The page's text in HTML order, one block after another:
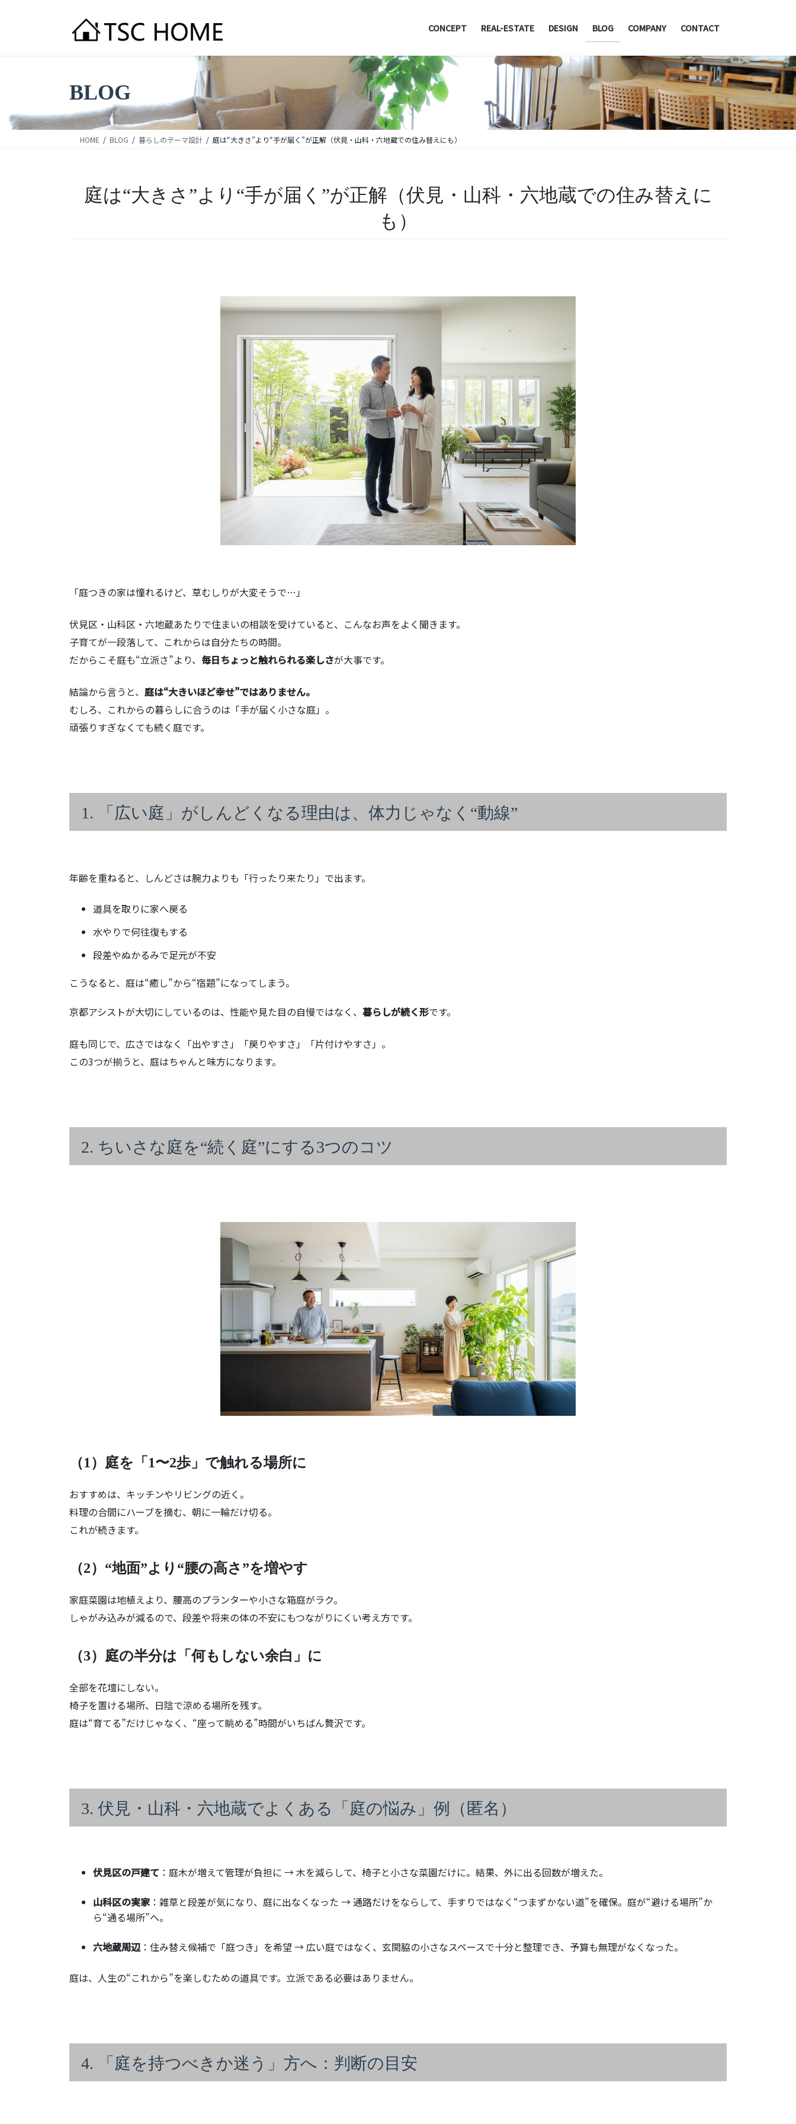
CONCEPT REAL-ESTATE DESIGN BLOG COMPANY CONTACT
BLOG
HOME BLOG 暮らしのテーマ設計 庭は“大きさ”より“手が届く”が正解（伏見・山科・六地蔵での住み替えにも）
庭は“大きさ”より“手が届く”が正解（伏見・山科・六地蔵での住み替えに
も）
「庭つきの家は憧れるけど、草むしりが大変そうで…」
伏見区・山科区・六地蔵あたりで住まいの相談を受けていると、こんなお声をよく聞きます。
子育てが一段落して、これからは自分たちの時間。
だからこそ庭も“立派さ”より、 毎日ちょっと触れられる楽しさが大事です。
結論から言うと、 庭は“大きいほど幸せ”ではありません。
むしろ、これからの暮らしに合うのは「手が届く小さな庭」。
頑張りすぎなくても続く庭です。
1. 「広い庭」がしんどくなる理由は、体力じゃなく“動線”
年齢を重ねると、しんどさは腕力よりも「行ったり来たり」で出ます。
道具を取りに家へ戻る
水やりで何往復もする
段差やぬかるみで足元が不安
こうなると、庭は“癒し”から“宿題”になってしまう。
京都アシストが大切にしているのは、性能や見た目の自慢ではなく、 暮らしが続く形です。
庭も同じで、広さではなく「出やすさ」「戻りやすさ」「片付けやすさ」。
この3つが揃うと、庭はちゃんと味方になります。
2. ちいさな庭を“続く庭”にする3つのコツ
（1）庭を「1〜2歩」で触れる場所に
おすすめは、キッチンやリビングの近く。
料理の合間にハーブを摘む、朝に一輪だけ切る。
これが続きます。
（2）“地面”より“腰の高さ”を増やす
家庭菜園は地植えより、腰高のプランターや小さな箱庭がラク。
しゃがみ込みが減るので、段差や将来の体の不安にもつながりにくい考え方です。
（3）庭の半分は「何もしない余白」に
全部を花壇にしない。
椅子を置ける場所、日陰で涼める場所を残す。
庭は“育てる”だけじゃなく、“座って眺める”時間がいちばん贅沢です。
3. 伏見・山科・六地蔵でよくある「庭の悩み」例（匿名）
伏見区の戸建て ：庭木が増えて管理が負担に → 木を減らして、椅子と小さな菜園だけに。結果、外に出る回数が増えた。
山科区の実家：雑草と段差が気になり、庭に出なくなった → 通路だけをならして、手すりではなく“つまずかない道”を確保。庭が“避ける場所”か
ら“通る場所”へ。
六地蔵周辺：住み替え候補で「庭つき」を希望 → 広い庭ではなく、玄関脇の小さなスペースで十分と整理でき、予算も無理がなくなった。
庭は、人生の“これから”を楽しむための道具です。立派である必要はありません。
4. 「庭を持つべきか迷う」方へ： 判断の目安